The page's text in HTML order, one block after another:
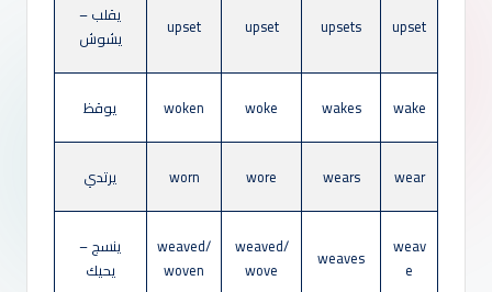
upset
upsets
upset
upset
يقلب –
يشوش
wake
wakes
woke
woken يوقظ
wear
wears
wore
worn يرتدي
weav
e
weaves
weaved/
wove
weaved/
woven
ينسج –
يحيك